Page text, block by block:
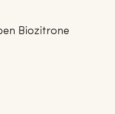
Biozitrone